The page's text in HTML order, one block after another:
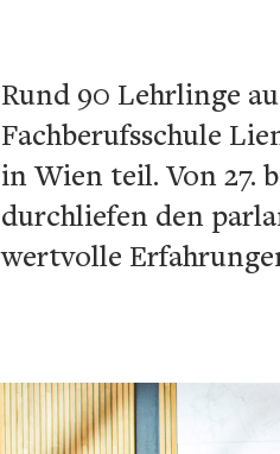
Rund 90 Lehrlinge
Fachberufsschule
in Wien teil. Von 27.
durchliefen den
wertvolle